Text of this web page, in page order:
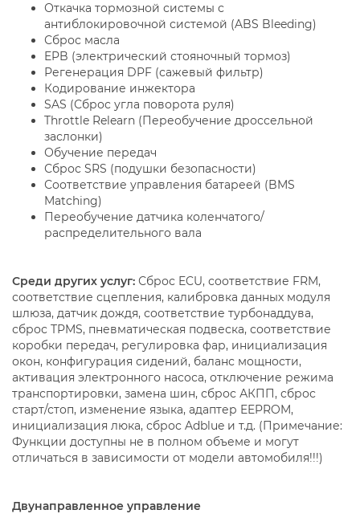
Откачка тормозной системы с
антиблокировочной системой (ABS Bleeding)
Сброс масла
EPB (электрический стояночный тормоз)
Регенерация DPF (сажевый фильтр)
Кодирование инжектора
SAS (Сброс угла поворота руля)
Throttle Relearn (Переобучение дроссельной
заслонки)
Обучение передач
Сброс SRS (подушки безопасности)
Соответствие управления батареей (BMS
Matching)
Переобучение датчика коленчатого/
распределительного вала
Среди других услуг: Сброс ECU, соответствие FRM,
соответствие сцепления, калибровка данных модуля
шлюза, датчик дождя, соответствие турбонаддува,
сброс TPMS, пневматическая подвеска, соответствие
коробки передач, регулировка фар, инициализация
окон, конфигурация сидений, баланс мощности,
активация электронного насоса, отключение режима
транспортировки, замена шин, сброс АКПП, сброс
старт/стоп, изменение языка, адаптер EEPROM,
инициализация люка, сброс Adblue и т.д. (Примечание:
Функции доступны не в полном объеме и могут
отличаться в зависимости от модели автомобиля!!!)
Двунаправленное управление